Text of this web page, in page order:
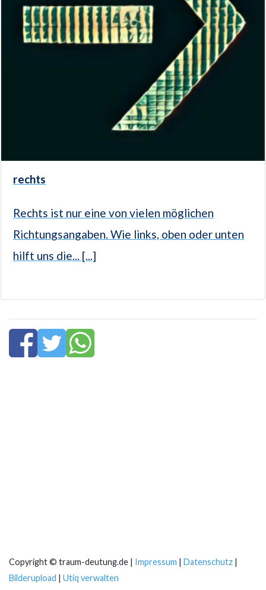
rechts
Rechts ist nur eine von vielen möglichen
Richtungsangaben. Wie links, oben oder unten
hilft uns die... [...]
Copyright © traum-deutung.de | Impressum | Datenschutz |
Bilderupload | Utiq verwalten